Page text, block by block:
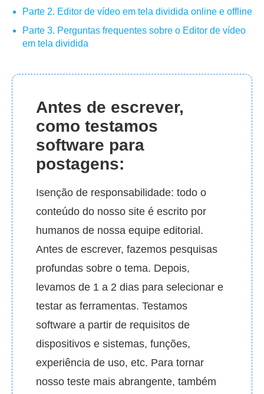
Parte 2. Editor de vídeo em tela dividida online e offline
Parte 3. Perguntas frequentes sobre o Editor de vídeo
em tela dividida
Antes de escrever,
como testamos
software para
postagens:
Isenção de responsabilidade: todo o
conteúdo do nosso site é escrito por
humanos de nossa equipe editorial.
Antes de escrever, fazemos pesquisas
profundas sobre o tema. Depois,
levamos de 1 a 2 dias para selecionar e
testar as ferramentas. Testamos
software a partir de requisitos de
dispositivos e sistemas, funções,
experiência de uso, etc. Para tornar
nosso teste mais abrangente, também